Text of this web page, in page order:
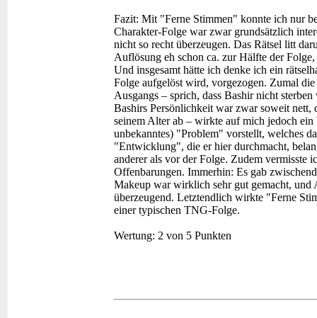
Fazit: Mit "Ferne Stimmen" konnte ich nur
Charakter-Folge war zwar grundsätzlich
nicht so recht überzeugen. Das Rätsel litt
Auflösung eh schon ca. zur Hälfte der
Und insgesamt hätte ich denke ich ein
Folge aufgelöst wird, vorgezogen. Zumal
Ausgangs – sprich, dass Bashir nicht
Bashirs Persönlichkeit war zwar soweit
seinem Alter ab – wirkte auf mich jedoch
unbekanntes) "Problem" vorstellt, welches
"Entwicklung", die er hier durchmacht,
anderer als vor der Folge. Zudem vermisste
Offenbarungen. Immerhin: Es gab
Makeup war wirklich sehr gut gemacht, und
überzeugend. Letztendlich wirkte "Ferne
einer typischen TNG-Folge.
Wertung: 2 von 5 Punkten